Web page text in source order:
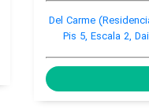
Joan Martorell 15, Daimus,
مشاهده